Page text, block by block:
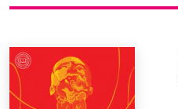
D.U.K.